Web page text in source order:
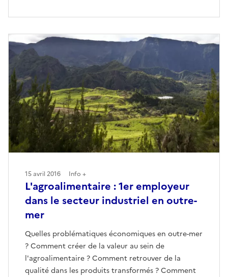
L'agroalimentaire : 1er employeur
dans le secteur industriel en outre-
mer
Quelles problématiques économiques en outre-mer
? Comment créer de la valeur au sein de
l'agroalimentaire ? Comment retrouver de la
qualité dans les produits transformés ? Comment
15 avril 2016 Info +